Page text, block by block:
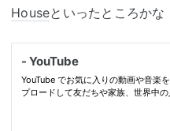
Houseといったところかな